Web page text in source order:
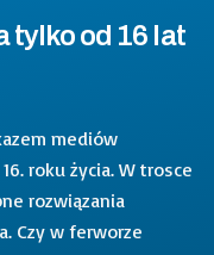
tylko od 16 lat
mediów
roku życia. W trosce
rozwiązania
Czy w ferworze